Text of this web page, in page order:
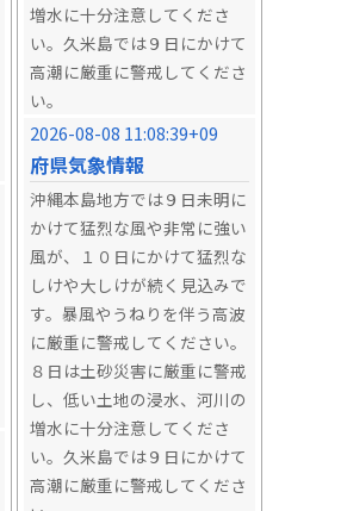
増水に十分注意してくださ
い。久米島では９日にかけて
高潮に厳重に警戒してくださ
い。
2026-08-08 11:08:39+09
府県気象情報
沖縄本島地方では９日未明に
かけて猛烈な風や非常に強い
風が、１０日にかけて猛烈な
しけや大しけが続く見込みで
す。暴風やうねりを伴う高波
に厳重に警戒してください。
８日は土砂災害に厳重に警戒
し、低い土地の浸水、河川の
増水に十分注意してくださ
い。久米島では９日にかけて
高潮に厳重に警戒してくださ